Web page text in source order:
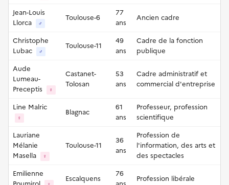
Jean-Louis
Llorca
♂
Toulouse-6
77
ans
Ancien cadre
Christophe
Lubac
♂
Toulouse-11
49
ans
Cadre de la fonction
publique
Aude
Lumeau-
Preceptis
♀
Castanet-
Tolosan
53
ans
Cadre administratif et
commercial d'entreprise
Line Malric
♀
Blagnac
61
ans
Professeur, profession
scientifique
Lauriane
Mélanie
Masella
♀
Toulouse-11
36
ans
Profession de
l'information, des arts et
des spectacles
Emilienne
Escalquens
76
Profession libérale